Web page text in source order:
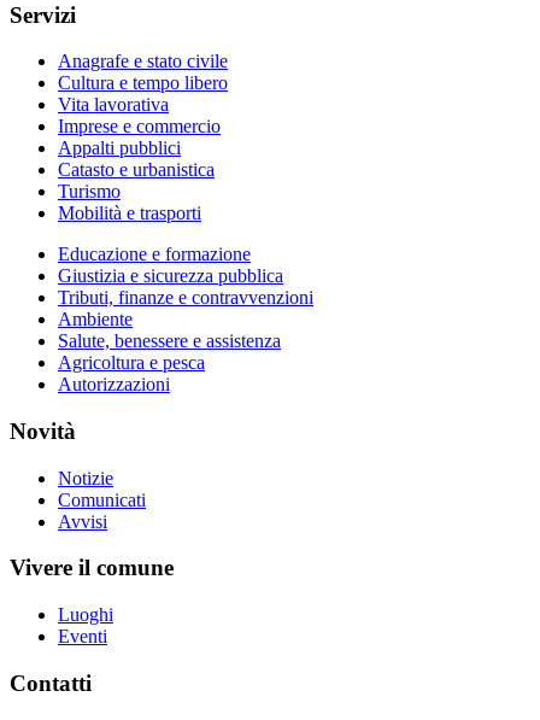
Servizi
Anagrafe e stato civile
Cultura e tempo libero
Vita lavorativa
Imprese e commercio
Appalti pubblici
Catasto e urbanistica
Turismo
Mobilità e trasporti
Educazione e formazione
Giustizia e sicurezza pubblica
Tributi, finanze e contravvenzioni
Ambiente
Salute, benessere e assistenza
Agricoltura e pesca
Autorizzazioni
Novità
Notizie
Comunicati
Avvisi
Vivere il comune
Luoghi
Eventi
Contatti